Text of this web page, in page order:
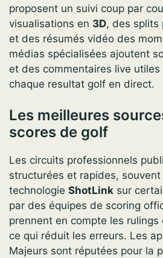
proposent un suivi coup par
visualisations en 3D, des splits
et des résumés vidéo des
médias spécialisées ajoutent
et des commentaires live
chaque resultat golf en direct.
Les meilleures
scores de golf
Les circuits professionnels
structurées et rapides,
technologie ShotLink sur
par des équipes de scoring
prennent en compte les
ce qui réduit les erreurs. Les
Majeurs sont réputées pour la